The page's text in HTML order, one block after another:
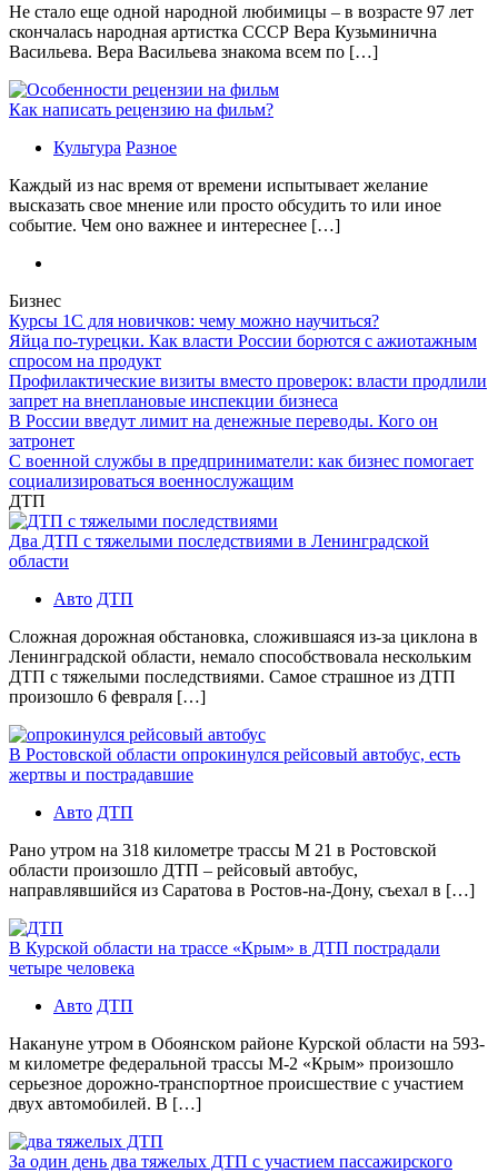
Не стало еще одной народной любимицы – в возрасте 97 лет
скончалась народная артистка СССР Вера Кузьминична
Васильева. Вера Васильева знакома всем по […]
Как написать рецензию на фильм?
Культура Разное
Каждый из нас время от времени испытывает желание
высказать свое мнение или просто обсудить то или иное
событие. Чем оно важнее и интереснее […]
Бизнес
Курсы 1С для новичков: чему можно научиться?
Яйца по-турецки. Как власти России борются с ажиотажным
спросом на продукт
Профилактические визиты вместо проверок: власти продлили
запрет на внеплановые инспекции бизнеса
В России введут лимит на денежные переводы. Кого он
затронет
С военной службы в предприниматели: как бизнес помогает
социализироваться военнослужащим
ДТП
Два ДТП с тяжелыми последствиями в Ленинградской
области
Авто ДТП
Сложная дорожная обстановка, сложившаяся из-за циклона в
Ленинградской области, немало способствовала нескольким
ДТП с тяжелыми последствиями. Самое страшное из ДТП
произошло 6 февраля […]
В Ростовской области опрокинулся рейсовый автобус, есть
жертвы и пострадавшие
Авто ДТП
Рано утром на 318 километре трассы М 21 в Ростовской
области произошло ДТП – рейсовый автобус,
направлявшийся из Саратова в Ростов-на-Дону, съехал в […]
В Курской области на трассе «Крым» в ДТП пострадали
четыре человека
Авто ДТП
Накануне утром в Обоянском районе Курской области на 593-
м километре федеральной трассы М-2 «Крым» произошло
серьезное дорожно-транспортное происшествие с участием
двух автомобилей. В […]
За один день два тяжелых ДТП с участием пассажирского